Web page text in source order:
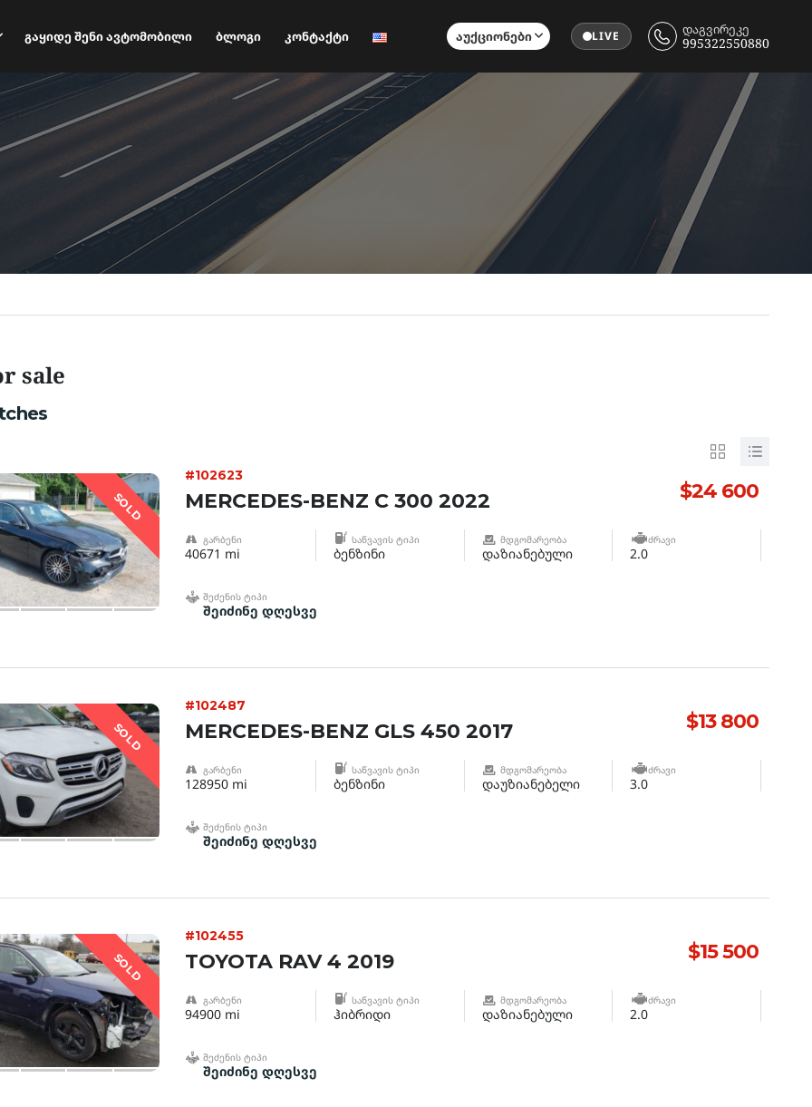
Გაყიდე Შენი Ავტომობილი Ბლოგი Კონტაქტი Აუქციონები LIVE დაგვირეკე
995322550880
sale
SOLD $24 600
#102623
MERCEDES-BENZ C 300 2022
ᲒᲐᲠᲑᲔᲜᲘ
40671 mi
ᲡᲐᲬᲕᲐᲕᲘᲡ ᲢᲘᲞᲘ
ბენზინი
ᲛᲓᲒᲝᲛᲐᲠᲔᲝᲑᲐ
დაზიანებული
ᲫᲠᲐᲕᲘ
2.0
ᲨᲔᲫᲔᲜᲘᲡ ᲢᲘᲞᲘ
შეიძინე დღესვე
SOLD $13 800
#102487
MERCEDES-BENZ GLS 450 2017
ᲒᲐᲠᲑᲔᲜᲘ
128950 mi
ᲡᲐᲬᲕᲐᲕᲘᲡ ᲢᲘᲞᲘ
ბენზინი
ᲛᲓᲒᲝᲛᲐᲠᲔᲝᲑᲐ
დაუზიანებელი
ᲫᲠᲐᲕᲘ
3.0
ᲨᲔᲫᲔᲜᲘᲡ ᲢᲘᲞᲘ
შეიძინე დღესვე
SOLD $15 500
#102455
TOYOTA RAV 4 2019
ᲒᲐᲠᲑᲔᲜᲘ
94900 mi
ᲡᲐᲬᲕᲐᲕᲘᲡ ᲢᲘᲞᲘ
ჰიბრიდი
ᲛᲓᲒᲝᲛᲐᲠᲔᲝᲑᲐ
დაზიანებული
ᲫᲠᲐᲕᲘ
2.0
ᲨᲔᲫᲔᲜᲘᲡ ᲢᲘᲞᲘ
შეიძინე დღესვე